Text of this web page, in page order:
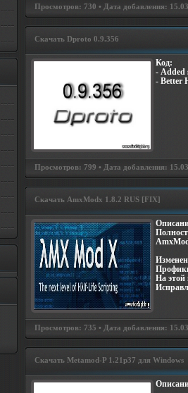
Просмотров: 730 • Дата добавления:
Скачать Dproto 0.9.356
Код:
- Added
- Better
Просмотров: 799 • Дата добавления:
Скачать AmxModx 1.8.2 RUS [FIX]
На этой
Просмотров: 735 • Дата добавления:
Скачать Metamod-P 1.21p37 для Windows